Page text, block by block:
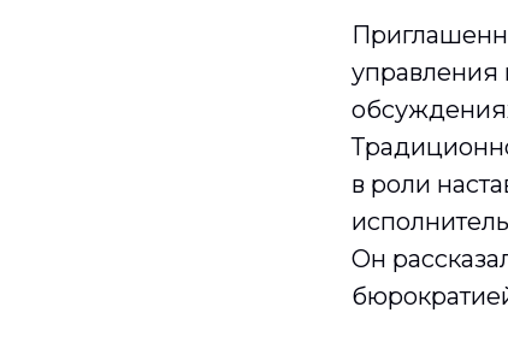
управления
в роли
Он